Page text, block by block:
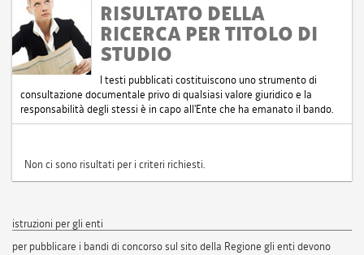
RISULTATO DELLA
RICERCA PER TITOLO DI
STUDIO
I testi pubblicati costituiscono uno strumento di
consultazione documentale privo di qualsiasi valore giuridico e la
responsabilità degli stessi è in capo all'Ente che ha emanato il bando.
Non ci sono risultati per i criteri richiesti.
istruzioni per gli enti
per pubblicare i bandi di concorso sul sito della Regione gli enti devono